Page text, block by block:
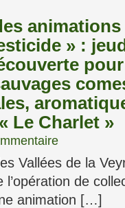
» :
Le Charlet »
Vallées de la
de
animation […]